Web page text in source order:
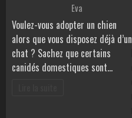
Eva
Voulez-vous adopter un chien
alors que vous disposez déjà d’un
chat ? Sachez que certains
canidés domestiques sont…